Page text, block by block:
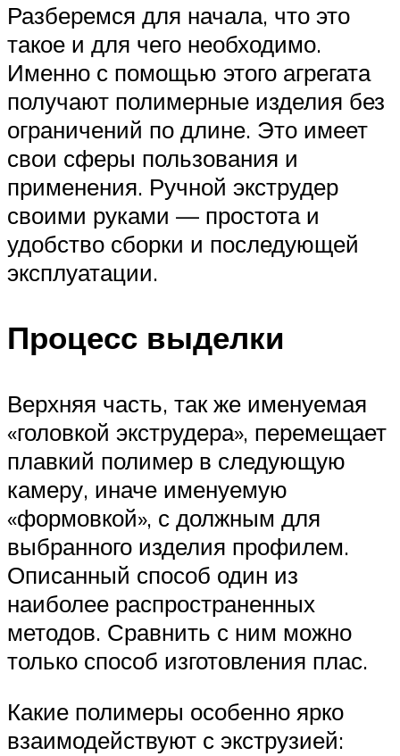
Разберемся для начала, что это
такое и для чего необходимо.
Именно с помощью этого агрегата
получают полимерные изделия без
ограничений по длине. Это имеет
свои сферы пользования и
применения. Ручной экструдер
своими руками — простота и
удобство сборки и последующей
эксплуатации.
Процесс выделки
Верхняя часть, так же именуемая
«головкой экструдера», перемещает
плавкий полимер в следующую
камеру, иначе именуемую
«формовкой», с должным для
выбранного изделия профилем.
Описанный способ один из
наиболее распространенных
методов. Сравнить с ним можно
только способ изготовления плас.
Какие полимеры особенно ярко
взаимодействуют с экструзией: